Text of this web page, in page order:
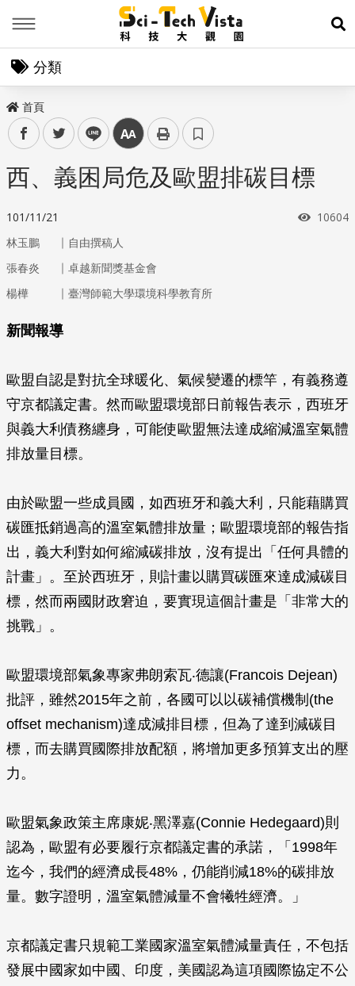
展
分類
首頁
facebooktwitter line 中
西、義困局危及歐盟排碳目標
101/11/21 瀏覽次
10604
林玉鵬 ｜ 自由撰稿人
張春炎
｜ 卓越新聞獎基金會
楊樺
｜ 臺灣師範大學環境科學教育所
新聞報導
歐盟自認是對抗全球暖化、氣候變遷的標竿，有義務遵
守京都議定書。然而歐盟環境部日前報告表示，西班牙
與義大利債務纏身，可能使歐盟無法達成縮減溫室氣體
排放量目標。
由於歐盟一些成員國，如西班牙和義大利，只能藉購買
碳匯抵銷過高的溫室氣體排放量；歐盟環境部的報告指
出，義大利對如何縮減碳排放，沒有提出「任何具體的
計畫」。至於西班牙，則計畫以購買碳匯來達成減碳目
標，然而兩國財政窘迫，要實現這個計畫是「非常大的
挑戰」。
歐盟環境部氣象專家弗朗索瓦‧德讓(Francois Dejean)
批評，雖然2015年之前，各國可以以碳補償機制(the
offset mechanism)達成減排目標，但為了達到減碳目
標，而去購買國際排放配額，將增加更多預算支出的壓
力。
歐盟氣象政策主席康妮‧黑澤嘉(Connie Hedegaard)則
認為，歐盟有必要履行京都議定書的承諾，「1998年
迄今，我們的經濟成長48%，仍能削減18%的碳排放
量。數字證明，溫室氣體減量不會犧牲經濟。」
京都議定書只規範工業國家溫室氣體減量責任，不包括
發展中國家如中國、印度，美國認為這項國際協定不公